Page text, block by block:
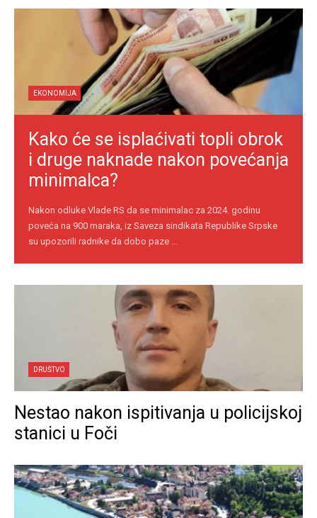
EKONOMIJA
Kako će se isplaćivati topli obrok
i druge naknade nakon povećanja
minimalca?
Nakon odluke Vlade RS da se minimalac za 2024. godinu
poveća na 900 maraka, iz Saveza sindikata Republike Srpske
su upozorili radnike da dobo paze ...
DRUŠTVO
Nestao nakon ispitivanja u policijskoj
stanici u Foči